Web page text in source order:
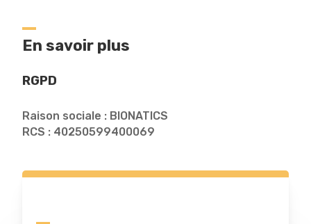
En savoir plus
RGPD
Raison sociale : BIONATICS
RCS : 40250599400069